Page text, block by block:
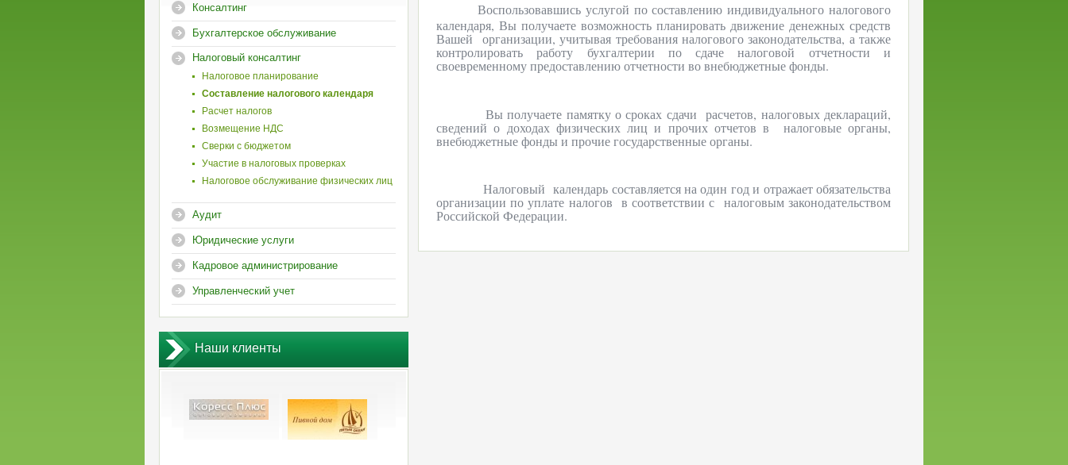
Консалтинг
Бухгалтерское обслуживание
Налоговый консалтинг
Налоговое планирование
Составление налогового календаря
Расчет налогов
Возмещение НДС
Сверки с бюджетом
Участие в налоговых проверках
Налоговое обслуживание физических лиц
Аудит
Юридические услуги
Кадровое администрирование
Управленческий учет
Наши клиенты
Воспользовавшись услугой по составлению индивидуального налогового
календаря, Вы получаете возможность планировать движение денежных средств
Вашей
организации, учитывая требования налогового законодательства, а также
контролировать работу бухгалтерии по сдаче налоговой отчетности и
своевременному предоставлению отчетности во внебюджетные фонды.
Вы получаете памятку о сроках сдачи расчетов, налоговых деклараций,
сведений о доходах физических лиц и прочих отчетов в
налоговые органы,
внебюджетные фонды и прочие государственные органы.
Налоговый календарь составляется на один год и отражает обязательства
организации по уплате налогов в соответствии с налоговым законодательством
Российской Федерации.